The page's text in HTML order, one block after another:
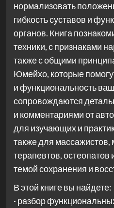
нормализовать
гибкость суставов и
органов. Книга
техники, с признаками
также с общими
Юмейхо, которые
и функциональность
сопровождаются
и комментариями от
для изучающих и
также для
терапевтов, остеопатов
темой сохранения и
В этой книге вы найдете:
· разбор